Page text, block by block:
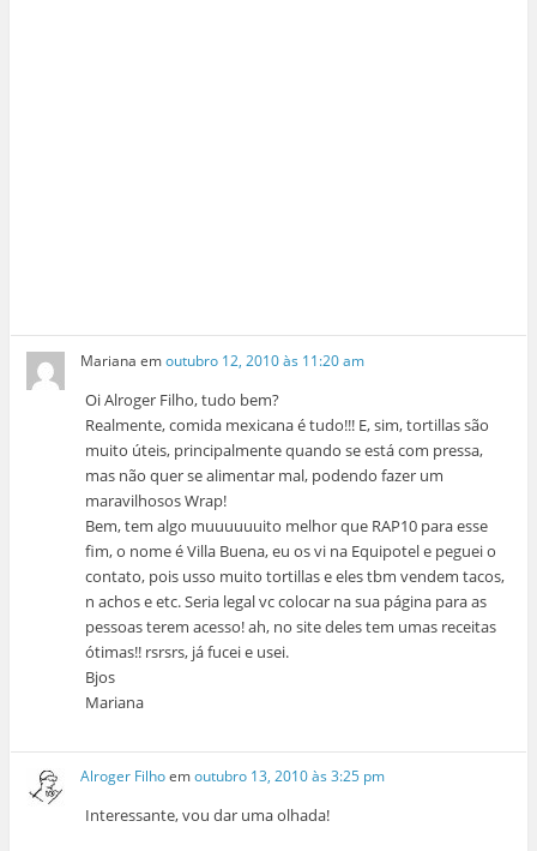
Mariana emoutubro 12, 2010 às 11:20 am
Oi Alroger Filho, tudo bem?
Realmente, comida mexicana é tudo!!! E, sim, tortillas são
muito úteis, principalmente quando se está com pressa,
mas não quer se alimentar mal, podendo fazer um
maravilhosos Wrap!
Bem, tem algo muuuuuuito melhor que RAP10 para esse
fim, o nome é Villa Buena, eu os vi na Equipotel e peguei o
contato, pois usso muito tortillas e eles tbm vendem tacos,
n achos e etc. Seria legal vc colocar na sua página para as
pessoas terem acesso! ah, no site deles tem umas receitas
ótimas!! rsrsrs, já fucei e usei.
Bjos
Mariana
Alroger Filhoemoutubro 13, 2010 às 3:25 pm
Interessante, vou dar uma olhada!